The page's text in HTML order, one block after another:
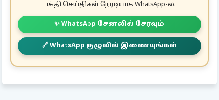
பக்தி செய்திகள் நேரடியாக WhatsApp-ல்.
✨ WhatsApp சேனலில் சேரவும்
🔗 WhatsApp குழுவில் இணையுங்கள்